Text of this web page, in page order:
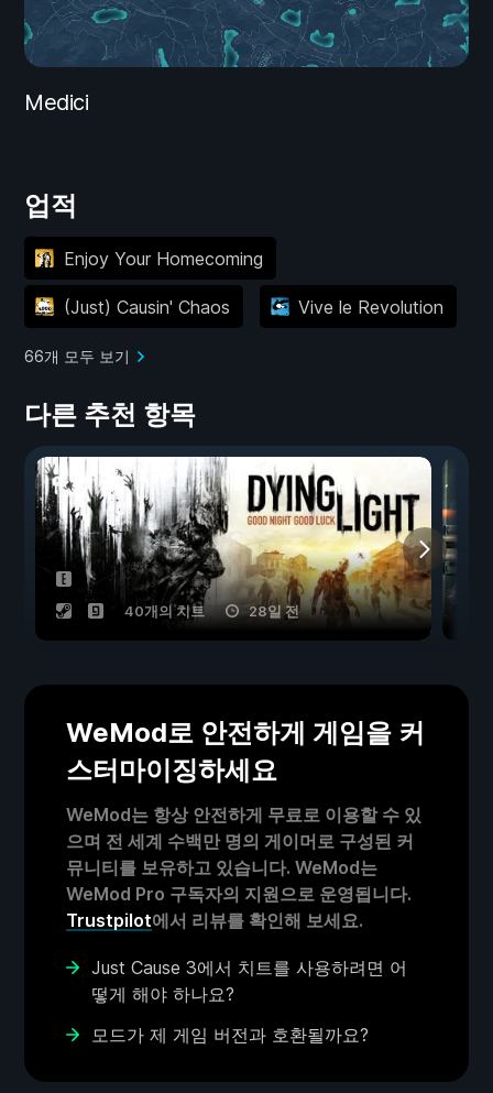
Medici
업적
Enjoy Your Homecoming
(Just) Causin' Chaos Vive le Revolution
66개 모두 보기
다른 추천 항목
40개의 치트 28일 전
WeMod로 안전하게 게임을 커
스터마이징하세요
WeMod는 항상 안전하게 무료로 이용할 수 있
으며 전 세계 수백만 명의 게이머로 구성된 커
뮤니티를 보유하고 있습니다. WeMod는
WeMod Pro 구독자의 지원으로 운영됩니다.
Trustpilot에서 리뷰를 확인해 보세요.
Just Cause 3에서 치트를 사용하려면 어
떻게 해야 하나요?
모드가 제 게임 버전과 호환될까요?